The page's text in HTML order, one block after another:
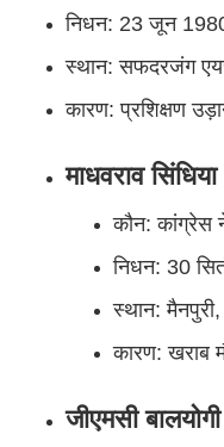
निधन: 23 जून
स्थान: सफदरजंग
कारण: प्रशिक्षण
माधवराव सिंधिया
कौन: कांग्रेस
निधन: 30
स्थान:
कारण: खराब
जीएमसी बालयोगी